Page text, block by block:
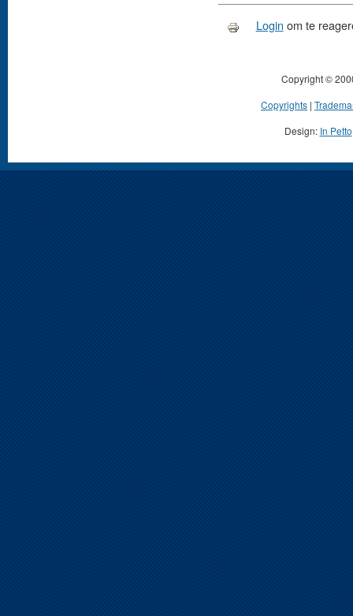
Login om te
Copyright ©
Copyrights |
Design: In Petto